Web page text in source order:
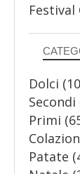
Festival
Dolci
Secondi
Primi
Patate